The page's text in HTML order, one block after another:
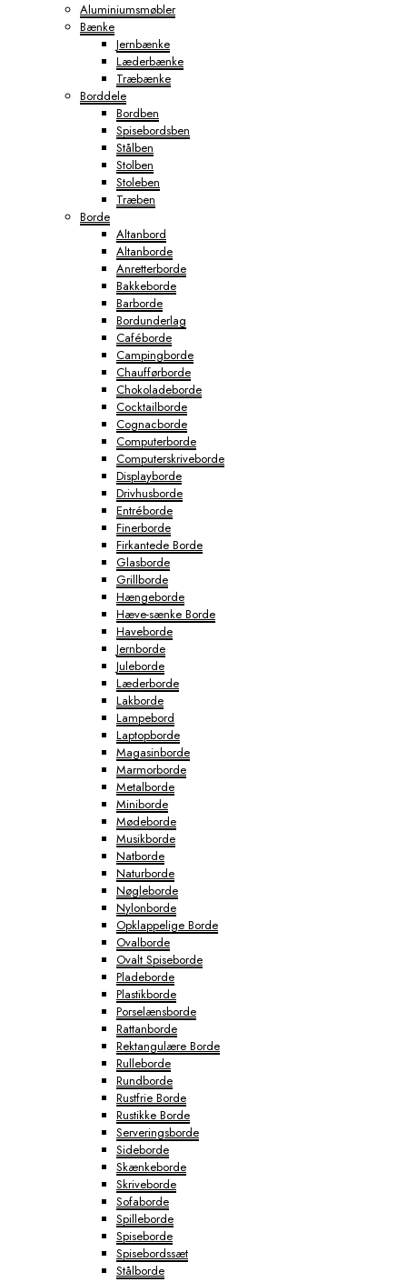
Aluminiumsmøbler
Bænke
Jernbænke
Læderbænke
Træbænke
Borddele
Bordben
Spisebordsben
Stålben
Stolben
Stoleben
Træben
Borde
Altanbord
Altanborde
Anretterborde
Bakkeborde
Barborde
Bordunderlag
Caféborde
Campingborde
Chaufførborde
Chokoladeborde
Cocktailborde
Cognacborde
Computerborde
Computerskriveborde
Displayborde
Drivhusborde
Entréborde
Finerborde
Firkantede Borde
Glasborde
Grillborde
Hængeborde
Hæve-sænke Borde
Haveborde
Jernborde
Juleborde
Læderborde
Lakborde
Lampebord
Laptopborde
Magasinborde
Marmorborde
Metalborde
Miniborde
Mødeborde
Musikborde
Natborde
Naturborde
Nøgleborde
Nylonborde
Opklappelige Borde
Ovalborde
Ovalt Spiseborde
Pladeborde
Plastikborde
Porselænsborde
Rattanborde
Rektangulære Borde
Rulleborde
Rundborde
Rustfrie Borde
Rustikke Borde
Serveringsborde
Sideborde
Skænkeborde
Skriveborde
Sofaborde
Spilleborde
Spiseborde
Spisebordssæt
Stålborde